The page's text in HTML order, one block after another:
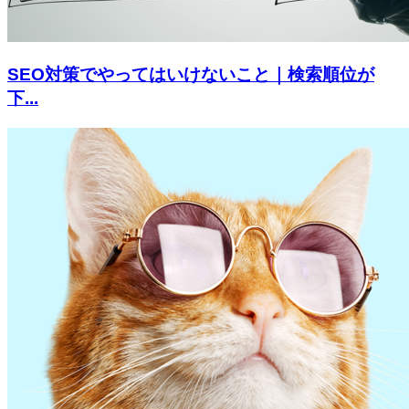
SEO対策でやってはいけないこと｜検索順位が
下...